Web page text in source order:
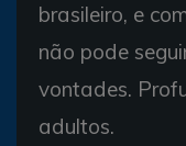
brasileiro, e
não pode
vontades.
adultos.